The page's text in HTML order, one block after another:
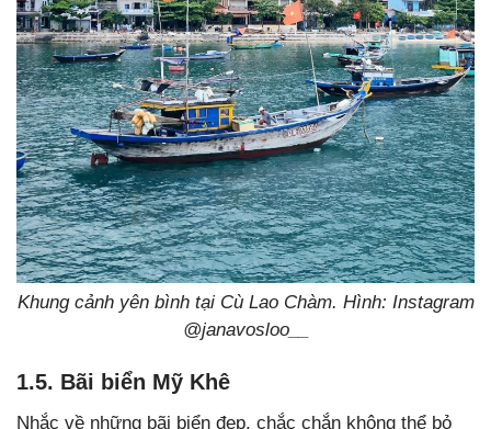
Khung cảnh yên bình tại Cù Lao Chàm. Hình: Instagram
@janavosloo__
1.5. Bãi biển Mỹ Khê
Nhắc về những bãi biển đẹp, chắc chắn không thể bỏ